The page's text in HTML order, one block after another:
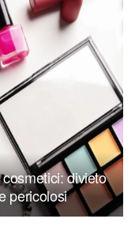
divieto
pericolosi